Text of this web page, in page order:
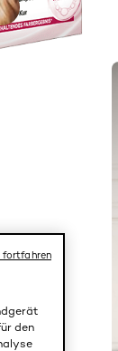
den
fortfahren